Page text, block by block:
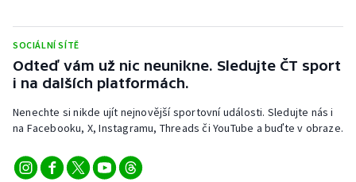
Stolní tenis
Triatlon
Veslování
SOCIÁLNÍ SÍTĚ
Odteď vám už nic neunikne. Sledujte ČT sport
i na dalších platformách.
Nenechte si nikde ujít nejnovější sportovní události. Sledujte nás i
na Facebooku, X, Instagramu, Threads či YouTube a buďte v obraze.